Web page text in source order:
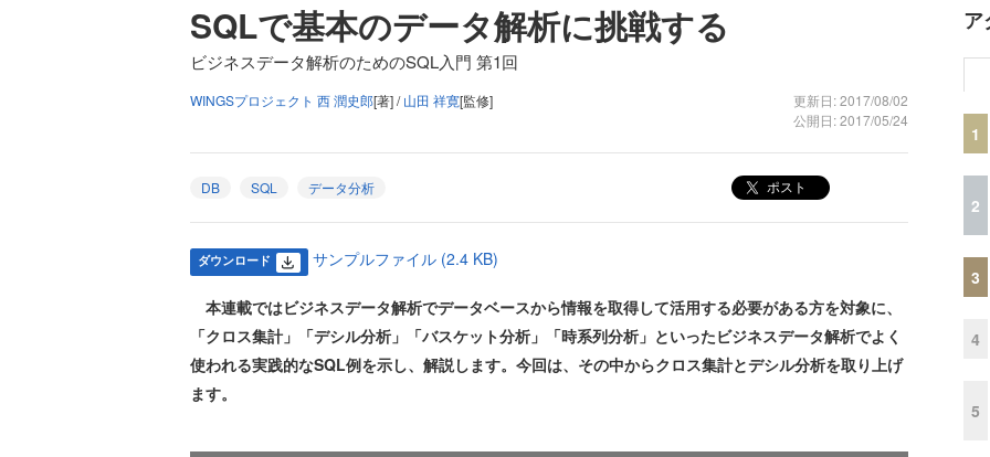
SQLで基本のデータ解析に挑戦する
ビジネスデータ解析のためのSQL入門 第1回
WINGSプロジェクト 西 潤史郎[著] /山田 祥寛[監修]
更新日: 2017/08/02
公開日: 2017/05/24
DB SQL データ分析 ポスト
ダウンロード サンプルファイル (2.4 KB)
本連載ではビジネスデータ解析でデータベースから情報を取得して活用する必要がある方を対象に、
「クロス集計」「デシル分析」「バスケット分析」「時系列分析」といったビジネスデータ解析でよく
使われる実践的なSQL例を示し、解説します。今回は、その中からクロス集計とデシル分析を取り上げ
ます。
ア
1
2
3
4
5